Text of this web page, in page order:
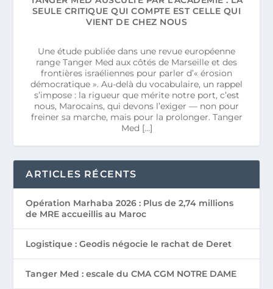
SEULE CRITIQUE QUI COMPTE EST CELLE QUI
VIENT DE CHEZ NOUS
Une étude publiée dans une revue européenne
range Tanger Med aux côtés de Marseille et des
frontières israéliennes pour parler d’« érosion
démocratique ». Au-delà du vocabulaire, un rappel
s’impose : la rigueur que mérite notre port, c’est
nous, Marocains, qui devons l’exiger — non pour
freiner sa marche, mais pour la prolonger. Tanger
Med […]
ARTICLES RÉCENTS
Opération Marhaba 2026 : Plus de 2,74 millions
de MRE accueillis au Maroc
Logistique : Geodis négocie le rachat de Deret
Tanger Med : escale du CMA CGM NOTRE DAME